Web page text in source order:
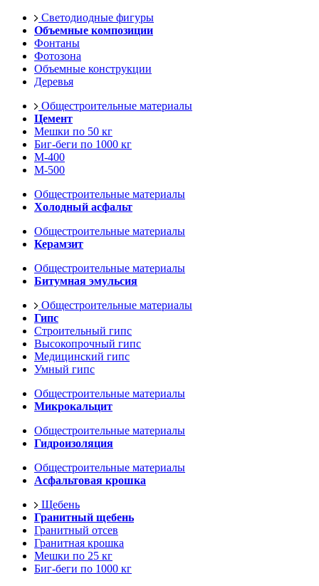
Светодиодные фигуры
Объемные композиции
Фонтаны
Фотозона
Объемные конструкции
Деревья
Общестроительные материалы
Цемент
Мешки по 50 кг
Биг-беги по 1000 кг
М-400
М-500
Общестроительные материалы
Холодный асфальт
Общестроительные материалы
Керамзит
Общестроительные материалы
Битумная эмульсия
Общестроительные материалы
Гипс
Строительный гипс
Высокопрочный гипс
Медицинский гипс
Умный гипс
Общестроительные материалы
Микрокальцит
Общестроительные материалы
Гидроизоляция
Общестроительные материалы
Асфальтовая крошка
Щебень
Гранитный щебень
Гранитный отсев
Гранитная крошка
Мешки по 25 кг
Биг-беги по 1000 кг